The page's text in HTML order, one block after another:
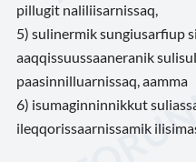
pillugit naliliisarnissaq,
5) sulinermik sungiusarfiup
aaqqissuussaaneranik
paasinnilluarnissaq, aamma
6) isumaginninnikkut
ileqqorissaarnissamik